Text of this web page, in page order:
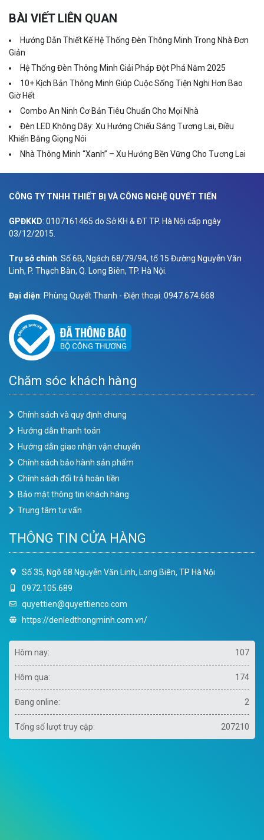
BÀI VIẾT LIÊN QUAN
Hướng Dẫn Thiết Kế Hệ Thống Đèn Thông Minh Trong Nhà Đơn
Giản
Hệ Thống Đèn Thông Minh Giải Pháp Đột Phá Năm 2025
10+ Kịch Bản Thông Minh Giúp Cuộc Sống Tiện Nghi Hơn Bao
Giờ Hết
Combo An Ninh Cơ Bản Tiêu Chuẩn Cho Mọi Nhà
Đèn LED Không Dây: Xu Hướng Chiếu Sáng Tương Lai, Điều
Khiển Bằng Giọng Nói
Nhà Thông Minh “Xanh” – Xu Hướng Bền Vững Cho Tương Lai
CÔNG TY TNHH THIẾT BỊ VÀ CÔNG NGHỆ QUYẾT TIẾN
GPĐKKD: 0107161465 do Sở KH & ĐT TP. Hà Nội cấp ngày
03/12/2015.
Trụ sở chính: Số 6B, Ngách 68/79/94, tổ 15 Đường Nguyễn Văn
Linh, P. Thạch Bàn, Q. Long Biên, TP. Hà Nội.
Đại diện: Phùng Quyết Thanh - Điện thoại: 0947.674.668
Chăm sóc khách hàng
Chính sách và quy định chung
Hướng dẫn thanh toán
Hướng dẫn giao nhận vận chuyển
Chính sách bảo hành sản phẩm
Chính sách đổi trả hoàn tiền
Bảo mật thông tin khách hàng
Trung tâm tư vấn
THÔNG TIN CỬA HÀNG
Số 35, Ngõ 68 Nguyễn Văn Linh, Long Biên, TP Hà Nội
0972.105.689
quyettien@quyettienco.com
https://denledthongminh.com.vn/
107
Hôm nay:
174
Hôm qua:
2
Đang online:
207210
Tổng số lượt truy cập: